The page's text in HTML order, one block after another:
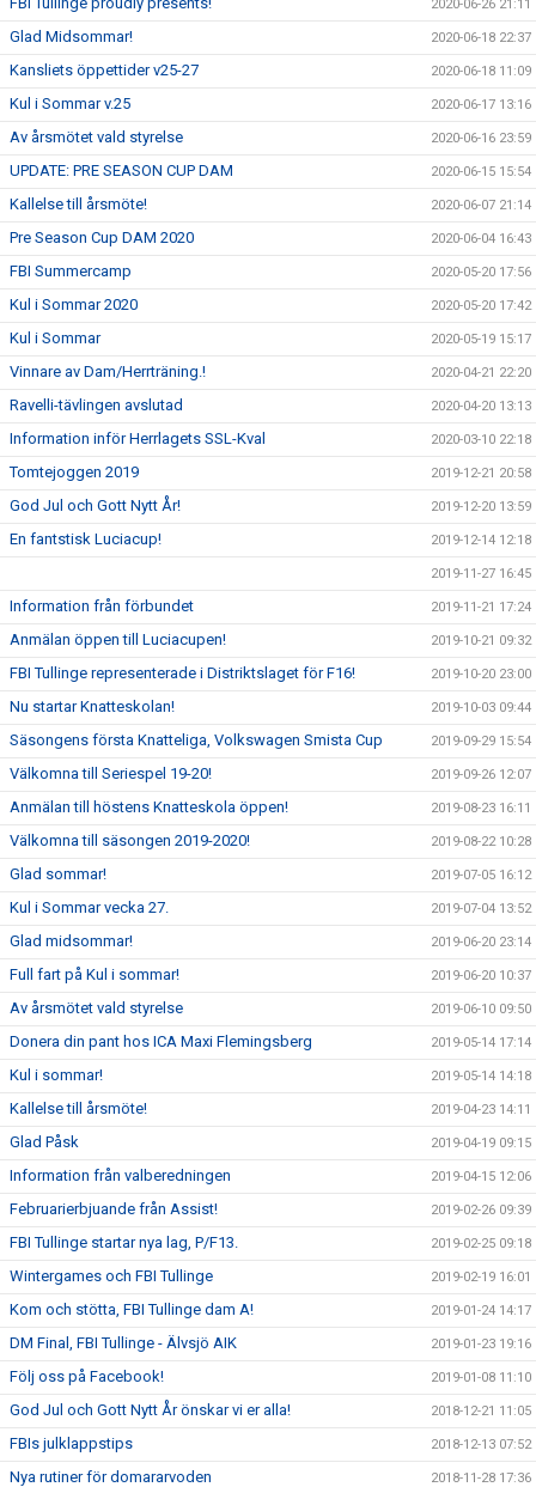
2020-06-26 21:11
Glad Midsommar! 2020-06-18 22:37
Kansliets öppettider v25-27 2020-06-18 11:09
Kul i Sommar v.25 2020-06-17 13:16
Av årsmötet vald styrelse 2020-06-16 23:59
UPDATE: PRE SEASON CUP DAM 2020-06-15 15:54
Kallelse till årsmöte! 2020-06-07 21:14
Pre Season Cup DAM 2020 2020-06-04 16:43
FBI Summercamp 2020-05-20 17:56
Kul i Sommar 2020 2020-05-20 17:42
Kul i Sommar 2020-05-19 15:17
Vinnare av Dam/Herrträning.! 2020-04-21 22:20
Ravelli-tävlingen avslutad 2020-04-20 13:13
Information inför Herrlagets SSL-Kval 2020-03-10 22:18
Tomtejoggen 2019 2019-12-21 20:58
God Jul och Gott Nytt År! 2019-12-20 13:59
En fantstisk Luciacup! 2019-12-14 12:18
2019-11-27 16:45
Information från förbundet 2019-11-21 17:24
Anmälan öppen till Luciacupen! 2019-10-21 09:32
FBI Tullinge representerade i Distriktslaget för F16! 2019-10-20 23:00
Nu startar Knatteskolan! 2019-10-03 09:44
Säsongens första Knatteliga, Volkswagen Smista Cup 2019-09-29 15:54
Välkomna till Seriespel 19-20! 2019-09-26 12:07
Anmälan till höstens Knatteskola öppen! 2019-08-23 16:11
Välkomna till säsongen 2019-2020! 2019-08-22 10:28
Glad sommar! 2019-07-05 16:12
Kul i Sommar vecka 27. 2019-07-04 13:52
Glad midsommar! 2019-06-20 23:14
Full fart på Kul i sommar! 2019-06-20 10:37
Av årsmötet vald styrelse 2019-06-10 09:50
Donera din pant hos ICA Maxi Flemingsberg 2019-05-14 17:14
Kul i sommar! 2019-05-14 14:18
Kallelse till årsmöte! 2019-04-23 14:11
Glad Påsk 2019-04-19 09:15
Information från valberedningen 2019-04-15 12:06
Februarierbjuande från Assist! 2019-02-26 09:39
FBI Tullinge startar nya lag, P/F13. 2019-02-25 09:18
Wintergames och FBI Tullinge 2019-02-19 16:01
Kom och stötta, FBI Tullinge dam A! 2019-01-24 14:17
DM Final, FBI Tullinge - Älvsjö AIK 2019-01-23 19:16
Följ oss på Facebook! 2019-01-08 11:10
God Jul och Gott Nytt År önskar vi er alla! 2018-12-21 11:05
FBIs julklappstips 2018-12-13 07:52
Nya rutiner för domararvoden 2018-11-28 17:36